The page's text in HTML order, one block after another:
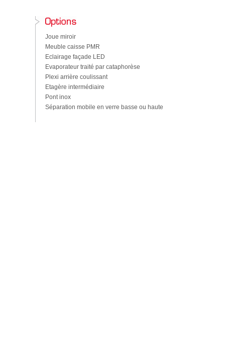
Joue miroir
Meuble caisse PMR
Eclairage façade LED
Evaporateur traité par cataphorèse
Plexi arrière coulissant
Etagère intermédiaire
Pont inox
Séparation mobile en verre basse ou haute